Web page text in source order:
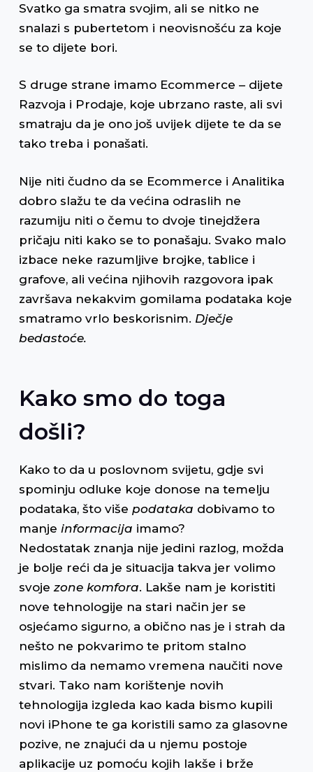
Svatko ga smatra svojim, ali se nitko ne
snalazi s pubertetom i neovisnošću za koje
se to dijete bori.
S druge strane imamo Ecommerce – dijete
Razvoja i Prodaje, koje ubrzano raste, ali svi
smatraju da je ono još uvijek dijete te da se
tako treba i ponašati.
Nije niti čudno da se Ecommerce i Analitika
dobro slažu te da većina odraslih ne
razumiju niti o čemu to dvoje tinejdžera
pričaju niti kako se to ponašaju. Svako malo
izbace neke razumljive brojke, tablice i
grafove, ali većina njihovih razgovora ipak
završava nekakvim gomilama podataka koje
smatramo vrlo beskorisnim. Dječje
bedastoće.
Kako smo do toga
došli?
Kako to da u poslovnom svijetu, gdje svi
spominju odluke koje donose na temelju
podataka, što više podataka dobivamo to
manje informacija imamo?
Nedostatak znanja nije jedini razlog, možda
je bolje reći da je situacija takva jer volimo
svojezone komfora. Lakše nam je koristiti
nove tehnologije na stari način jer se
osjećamo sigurno, a obično nas je i strah da
nešto ne pokvarimo te pritom stalno
mislimo da nemamo vremena naučiti nove
stvari. Tako nam korištenje novih
tehnologija izgleda kao kada bismo kupili
novi iPhone te ga koristili samo za glasovne
pozive, ne znajući da u njemu postoje
aplikacije uz pomoću kojih lakše i brže